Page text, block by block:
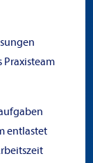
entlastet